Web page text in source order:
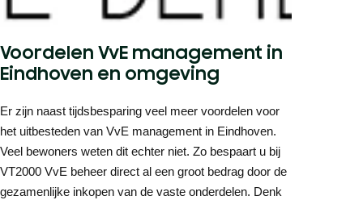
Voordelen VvE management in
Eindhoven en omgeving
Er zijn naast tijdsbesparing veel meer voordelen voor
het uitbesteden van VvE management in Eindhoven.
Veel bewoners weten dit echter niet. Zo bespaart u bij
VT2000 VvE beheer direct al een groot bedrag door de
gezamenlijke inkopen van de vaste onderdelen. Denk